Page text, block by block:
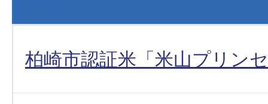
柏崎市認証米「米山プリン